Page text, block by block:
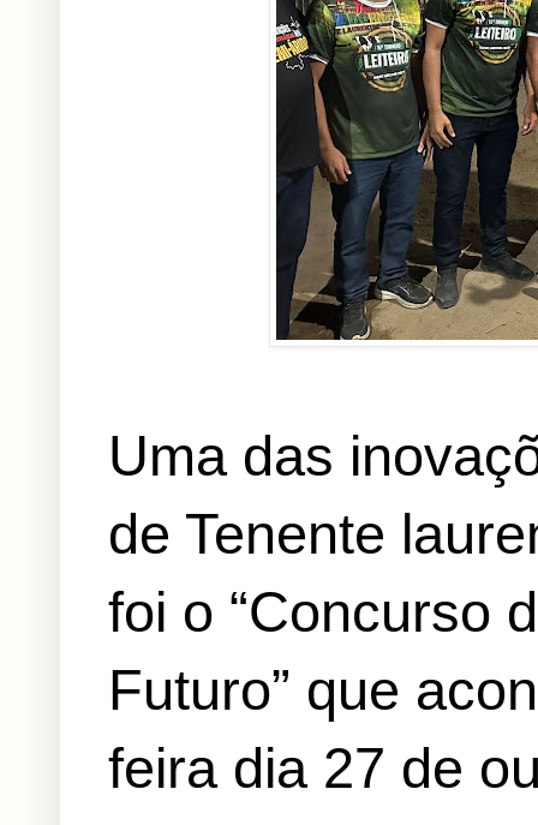
Uma das
de Tenente
foi o “Concurso
Futuro” que
feira dia 27 de